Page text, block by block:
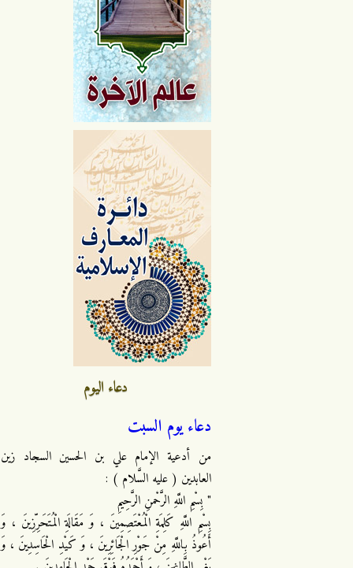
دعاء اليوم
دعاء يوم السبت
من أدعية الإمام علي بن الحسين السجاد زين
العابدين ( عليه السَّلام ) :
" بِسْمِ اللَّهِ الرَّحْمنِ الرَّحِيمِ
بِسْمِ اللَّهِ كَلِمَةِ الْمُعْتَصِمِينَ ، وَ مَقَالَةِ الْمُتَحَرِّزِينَ ، وَ
أَعُوذُ بِاللَّهِ مِنْ جَوْرِ الْجَائِرِينَ ، وَ كَيْدِ الْحَاسِدِينَ ، وَ